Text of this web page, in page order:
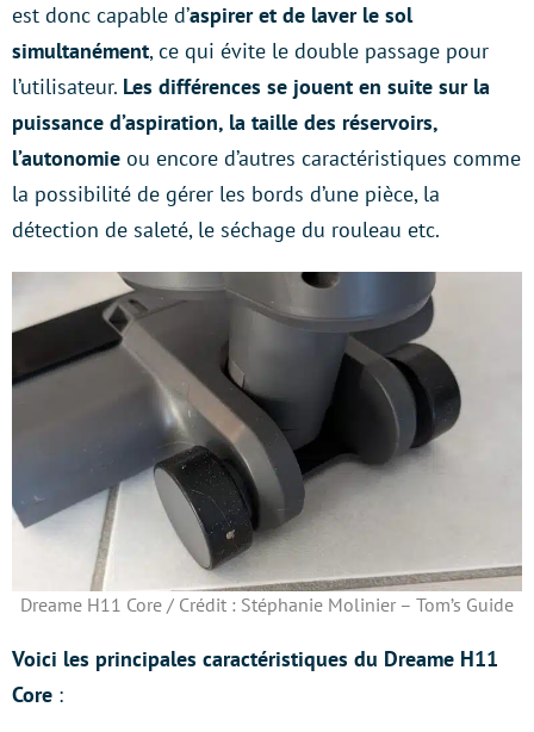
est donc capable d’aspirer et de laver le sol
simultanément, ce qui évite le double passage pour
l’utilisateur. Les différences se jouent en suite sur la
puissance d’aspiration, la taille des réservoirs,
l’autonomie ou encore d’autres caractéristiques comme
la possibilité de gérer les bords d’une pièce, la
détection de saleté, le séchage du rouleau etc.
Dreame H11 Core / Crédit : Stéphanie Molinier – Tom’s Guide
Voici les principales caractéristiques du Dreame H11
Core :